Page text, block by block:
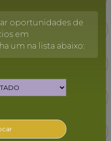
Guaraná
Leite
oportunidades de
em
um na lista abaixo: